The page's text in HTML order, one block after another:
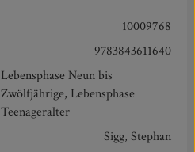
10009768
9783843611640
Lebensphase Neun bis
Zwölfjährige, Lebensphase
Teenageralter
Sigg, Stephan